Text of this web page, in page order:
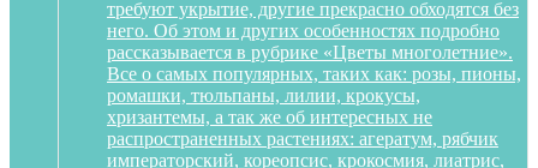
требуют укрытие, другие прекрасно обходятся без
него. Об этом и других особенностях подробно
рассказывается в рубрике «Цветы многолетние».
Все о самых популярных, таких как: розы, пионы,
ромашки, тюльпаны, лилии, крокусы,
хризантемы, а так же об интересных не
распространенных растениях: агератум, рябчик
императорский, кореопсис, крокосмия, лиатрис,